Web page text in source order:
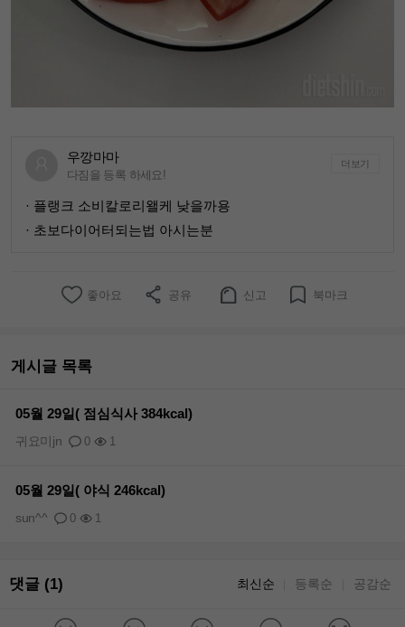
우깡마마
다짐을 등록 하세요!
더보기
· 플랭크 소비칼로리왤케 낮을까용
· 초보다이어터되는법 아시는분
좋아요 공유 신고 북마크
게시글 목록
05월 29일( 점심식사 384kcal)
0 1
귀요미jn
05월 29일( 야식 246kcal)
0 1
sun^^
댓글 (1) 최신순 등록순 공감순